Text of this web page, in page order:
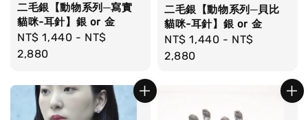
二毛銀【動物系列─寫實
貓咪-耳針】銀 or 金
Regular
price
NT$ 1,440 - NT$
2,880
二毛銀【動物系列─貝比
貓咪-耳針】銀 or 金
Regular
price
NT$ 1,440 - NT$
2,880